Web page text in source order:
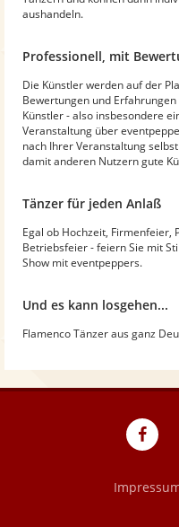
aushandeln.
Professionell, mit
Die Künstler werden auf der
Bewertungen und
Künstler - also insbesondere
Veranstaltung über
nach Ihrer Veranstaltung
damit anderen Nutzern gute
Tänzer für jeden Anlaß
Egal ob Hochzeit, Firmenfeier,
Betriebsfeier - feiern Sie mit
Show mit eventpeppers.
Und es kann losgehen...
Flamenco Tänzer aus ganz